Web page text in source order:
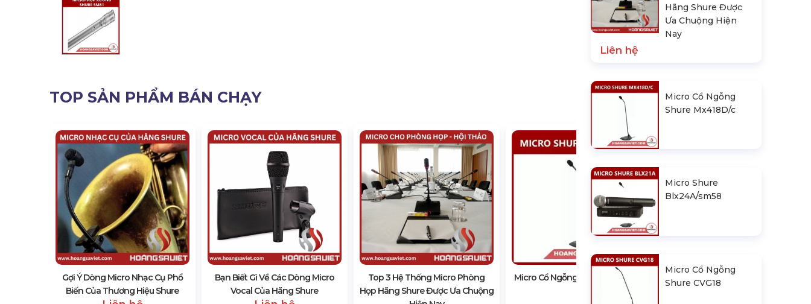
TOP SẢN PHẨM BÁN CHẠY
Gợi Ý Dòng Micro Nhạc Cụ Phổ
Biến Của Thương Hiệu Shure
Bạn Biết Gì Về Các Dòng Micro
Vocal Của Hãng Shure
Top 3 Hệ Thống Micro Phòng
Họp Hãng Shure Được Ưa Chuộng
Micro Cổ Ngỗng Shure Mx418D/c
Hãng Shure Được
Ưa Chuộng Hiện
Nay
Liên hệ
Micro Cổ Ngỗng
Shure Mx418D/c
Micro Shure
Blx24A/sm58
Micro Cổ Ngỗng
Shure CVG18